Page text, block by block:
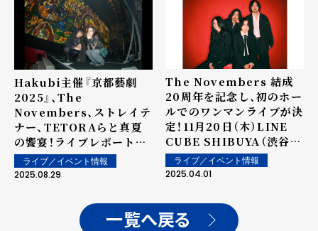
Hakubi主催『京都藝劇
2025』、The
Novembers、ストレイテ
ナー、TETORAらと真夏
の饗宴！ライブレポートを
公開！
ライブ／イベント情報
2025.08.29
The Novembers 結成
20周年を記念し、初のホー
ルでのワンマンライブが決
定！11月20日（木）LINE
CUBE SHIBUYA（渋谷公
会堂）にて開催！
ライブ／イベント情報
2025.04.01
一覧へ戻る